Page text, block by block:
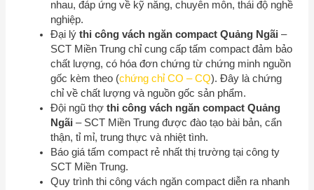
nhau, đáp ứng về kỹ năng, chuyên môn, thái độ nghề
nghiệp.
Đại lý thi công vách ngăn compact Quảng Ngãi –
SCT Miền Trungchỉ cung cấp tấm compact đảm bảo
chất lượng, có hóa đơn chứng từ chứng minh nguồn
gốc kèm theo (chứng chỉ CO – CQ). Đây là chứng
chỉ về chất lượng và nguồn gốc sản phẩm.
Đội ngũ thợ thi công vách ngăn compact Quảng
Ngãi – SCT Miền Trungđược đào tạo bài bản, cẩn
thận, tỉ mỉ, trung thực và nhiệt tình.
Báo giá tấm compact rẻ nhất thị trường tại công ty
SCT Miền Trung.
Quy trình thi công vách ngăn compact diễn ra nhanh